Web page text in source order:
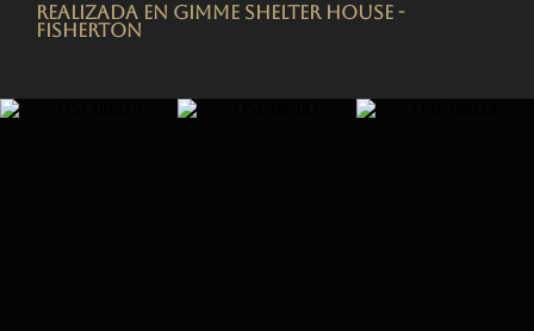
Realizada en Gimme Shelter House -
FISHERTON